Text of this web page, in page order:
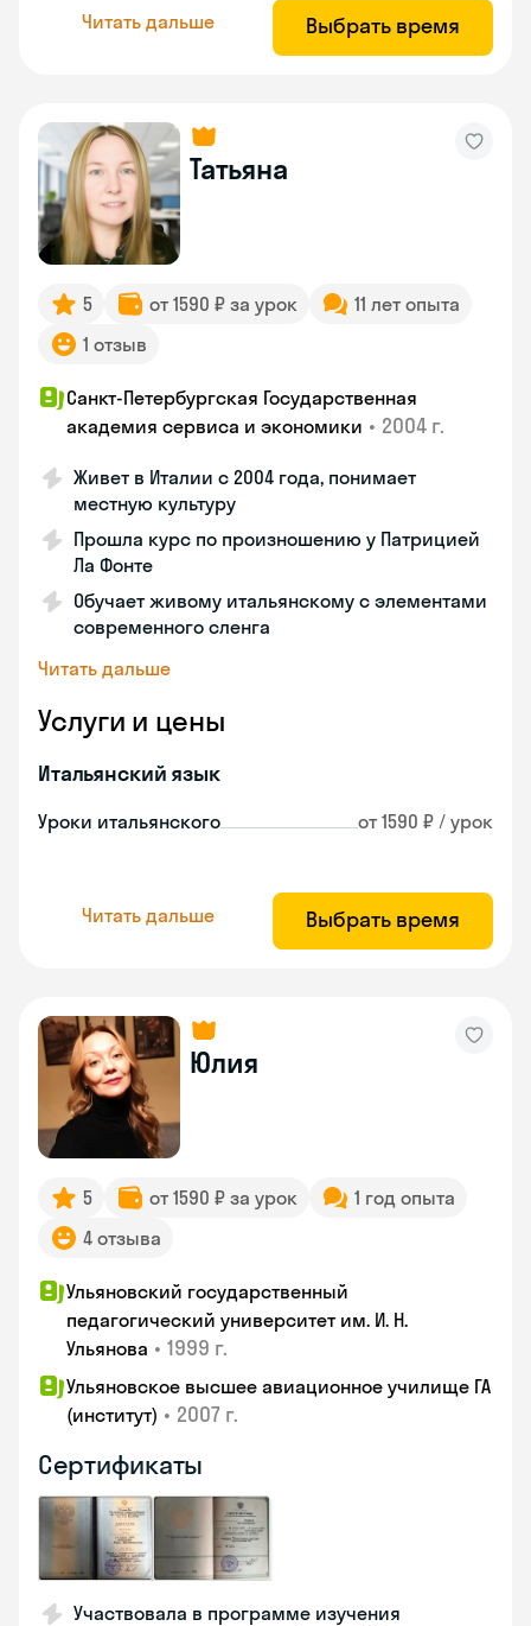
Читать дальше Выбрать время
Татьяна
5 от 1590 ₽ за урок
11 лет опыта
1 отзыв
Санкт-Петербургская Государственная
академия сервиса и экономики • 2004 г.
Живет в Италии с 2004 года, понимает
местную культуру
Прошла курс по произношению у Патрицией
Ла Фонте
Обучает живому итальянскому с элементами
современного сленга
Читать дальше
Услуги и цены
Итальянский язык
Уроки итальянского от 1590 ₽ / урок
Читать дальше Выбрать время
Юлия
5 от 1590 ₽ за урок
1 год опыта
4 отзыва
Ульяновский государственный
педагогический университет им. И. Н.
Ульянова • 1999 г.
Ульяновское высшее авиационное училище ГА
(институт) • 2007 г.
Сертификаты
Участвовала в программе изучения